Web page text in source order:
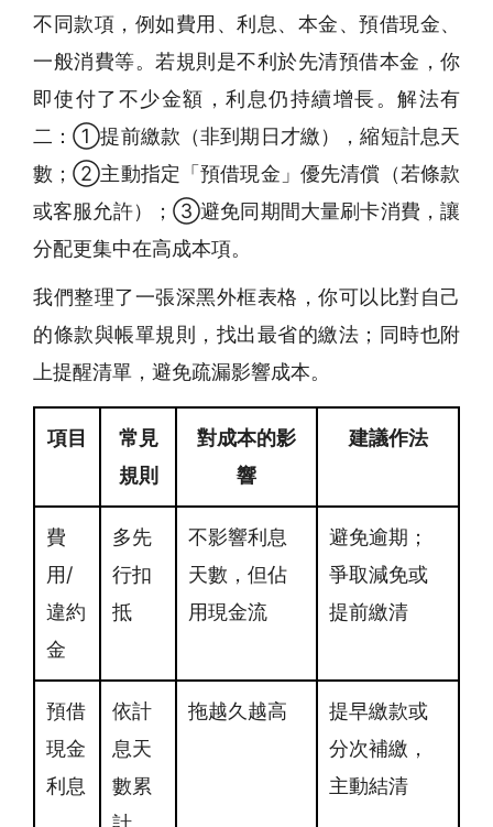
不同款項，例如費用、利息、本金、預借現金、
一般消費等。若規則是不利於先清預借本金，你
即使付了不少金額，利息仍持續增長。解法有
二：①提前繳款（非到期日才繳），縮短計息天
數；②主動指定「預借現金」優先清償（若條款
或客服允許）；③避免同期間大量刷卡消費，讓
分配更集中在高成本項。
我們整理了一張深黑外框表格，你可以比對自己
的條款與帳單規則，找出最省的繳法；同時也附
上提醒清單，避免疏漏影響成本。
項目
常見
規則
對成本的影
響
建議作法
費
用/
違約
金
多先
行扣
抵
不影響利息
天數，但佔
用現金流
避免逾期；
爭取減免或
提前繳清
預借
現金
利息
依計
息天
數累
拖越久越高
提早繳款或
分次補繳，
主動結清